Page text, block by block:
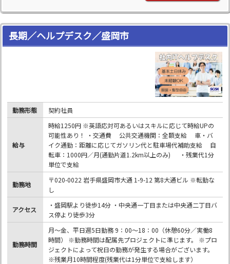
長期／ヘルプデスク／盛岡市
勤務形態 契約社員
給与
時給1250円 ※英語応対可あるいはスキルに応じて時給UPの
可能性あり！ ・交通費 公共交通機関：全額支給 車・バ
イク通勤：距離に応じてガソリン代と駐車場代補助支給 自
転車：1000円／月(通勤片道1.2km以上のみ) ・残業代1分
単位で支給
勤務地
〒020-0022 岩手県盛岡市大通 1-9-12 第8大通ビル ※転勤な
し
アクセス
・盛岡駅より徒歩14分 ・中央通一丁目または中央通二丁目バ
ス停より徒歩3分
勤務時間
月～金、平日週5日勤務 9：00～18：00（休憩60分／実働8
時間） ※勤務時間は配属先プロジェクトに準じます。 ※プロ
ジェクトによって祝日の勤務が発生する場合がございます。
※残業月10時間程度(残業代は1分単位で支給します）